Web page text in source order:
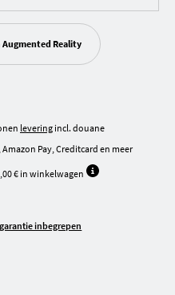
Augmented Reality
levering incl. douane
Amazon Pay, Creditcard en meer
€ in winkelwagen
inbegrepen